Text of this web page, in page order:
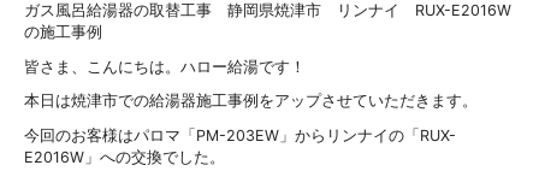
ガス風呂給湯器の取替工事 静岡県焼津市 リンナイ RUX-E2016W
の施工事例
皆さま、こんにちは。ハロー給湯です！
本日は焼津市での給湯器施工事例をアップさせていただきます。
今回のお客様はパロマ「PM-203EW」からリンナイの「RUX-
E2016W」への交換でした。